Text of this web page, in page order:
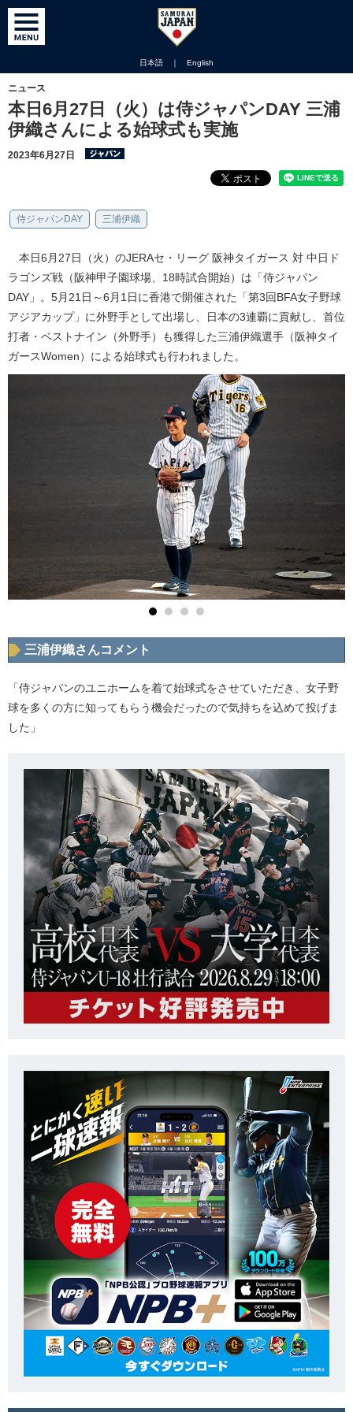
日本語 ｜ English
ニュース
本日6月27日（火）は侍ジャパンDAY 三浦
伊織さんによる始球式も実施
2023年6月27日
侍ジャパンDAY 三浦伊織
本日6月27日（火）のJERAセ・リーグ 阪神タイガース 対 中日ド
ラゴンズ戦（阪神甲子園球場、18時試合開始）は「侍ジャパン
DAY」。5月21日～6月1日に香港で開催された「第3回BFA女子野球
アジアカップ」に外野手として出場し、日本の3連覇に貢献し、首位
打者・ベストナイン（外野手）も獲得した三浦伊織選手（阪神タイ
ガースWomen）による始球式も行われました。
三浦伊織さんコメント
「侍ジャパンのユニホームを着て始球式をさせていただき、女子野
球を多くの方に知ってもらう機会だったので気持ちを込めて投げま
した」